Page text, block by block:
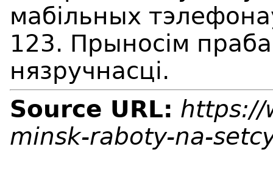
мабільных
123. Прыносім
нязручнасці.
Source URL: https://
minsk-raboty-na-